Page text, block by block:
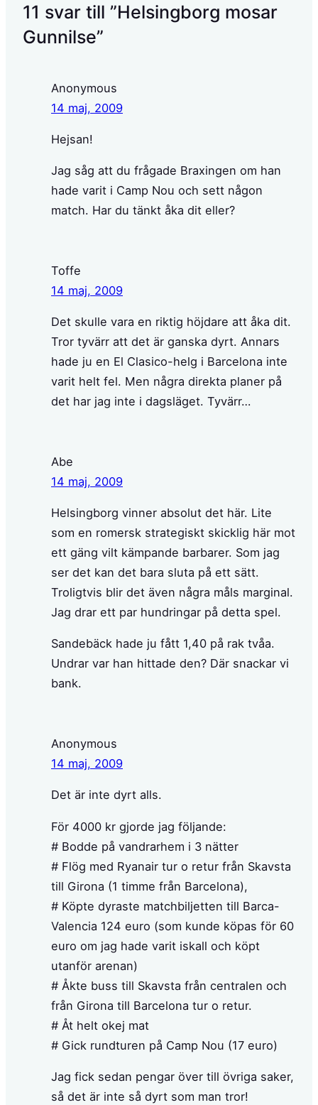
11 svar till ”Helsingborg mosar
Gunnilse”
Anonymous
14 maj, 2009
Hejsan!
Jag såg att du frågade Braxingen om han
hade varit i Camp Nou och sett någon
match. Har du tänkt åka dit eller?
Toffe
14 maj, 2009
Det skulle vara en riktig höjdare att åka dit.
Tror tyvärr att det är ganska dyrt. Annars
hade ju en El Clasico-helg i Barcelona inte
varit helt fel. Men några direkta planer på
det har jag inte i dagsläget. Tyvärr…
Abe
14 maj, 2009
Helsingborg vinner absolut det här. Lite
som en romersk strategiskt skicklig här mot
ett gäng vilt kämpande barbarer. Som jag
ser det kan det bara sluta på ett sätt.
Troligtvis blir det även några måls marginal.
Jag drar ett par hundringar på detta spel.
Sandebäck hade ju fått 1,40 på rak tvåa.
Undrar var han hittade den? Där snackar vi
bank.
Anonymous
14 maj, 2009
Det är inte dyrt alls.
För 4000 kr gjorde jag följande:
# Bodde på vandrarhem i 3 nätter
# Flög med Ryanair tur o retur från Skavsta
till Girona (1 timme från Barcelona),
# Köpte dyraste matchbiljetten till Barca-
Valencia 124 euro (som kunde köpas för 60
euro om jag hade varit iskall och köpt
utanför arenan)
# Åkte buss till Skavsta från centralen och
från Girona till Barcelona tur o retur.
# Åt helt okej mat
# Gick rundturen på Camp Nou (17 euro)
Jag fick sedan pengar över till övriga saker,
så det är inte så dyrt som man tror!